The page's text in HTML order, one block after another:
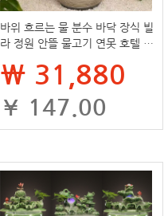
바위 흐르는 물 분수 바닥 장식 빌
라 정원 안뜰 물고기 연못 호텔 물
₩ 31,880
¥ 147.00